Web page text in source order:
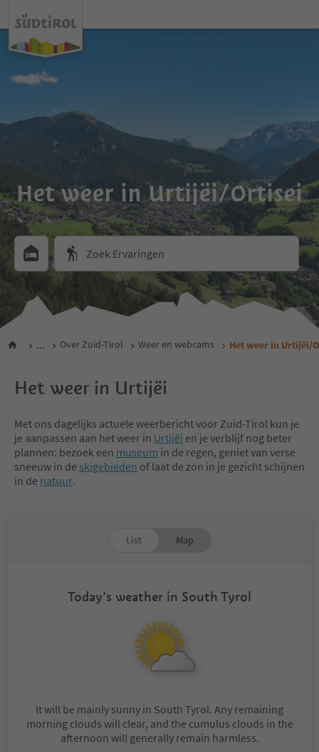
Het weer in Urtijëi/Ortisei
Zoek Ervaringen
... Over Zuid-Tirol Weer en webcams Het weer in Urtijëi/
Het weer in Urtijëi
Met ons dagelijks actuele weerbericht voor Zuid-Tirol kun je
je aanpassen aan het weer in Urtijëi en je verblijf nog beter
plannen: bezoek een museum in de regen, geniet van verse
sneeuw in de skigebieden of laat de zon in je gezicht schijnen
in de natuur.
List Map
Today’s weather in South Tyrol
It will be mainly sunny in South Tyrol. Any remaining
morning clouds will clear, and the cumulus clouds in the
afternoon will generally remain harmless.